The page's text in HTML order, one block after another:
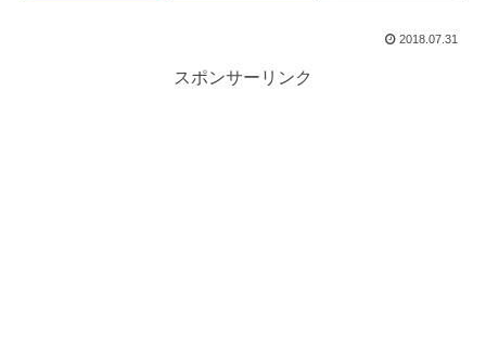
2018.07.31
スポンサーリンク